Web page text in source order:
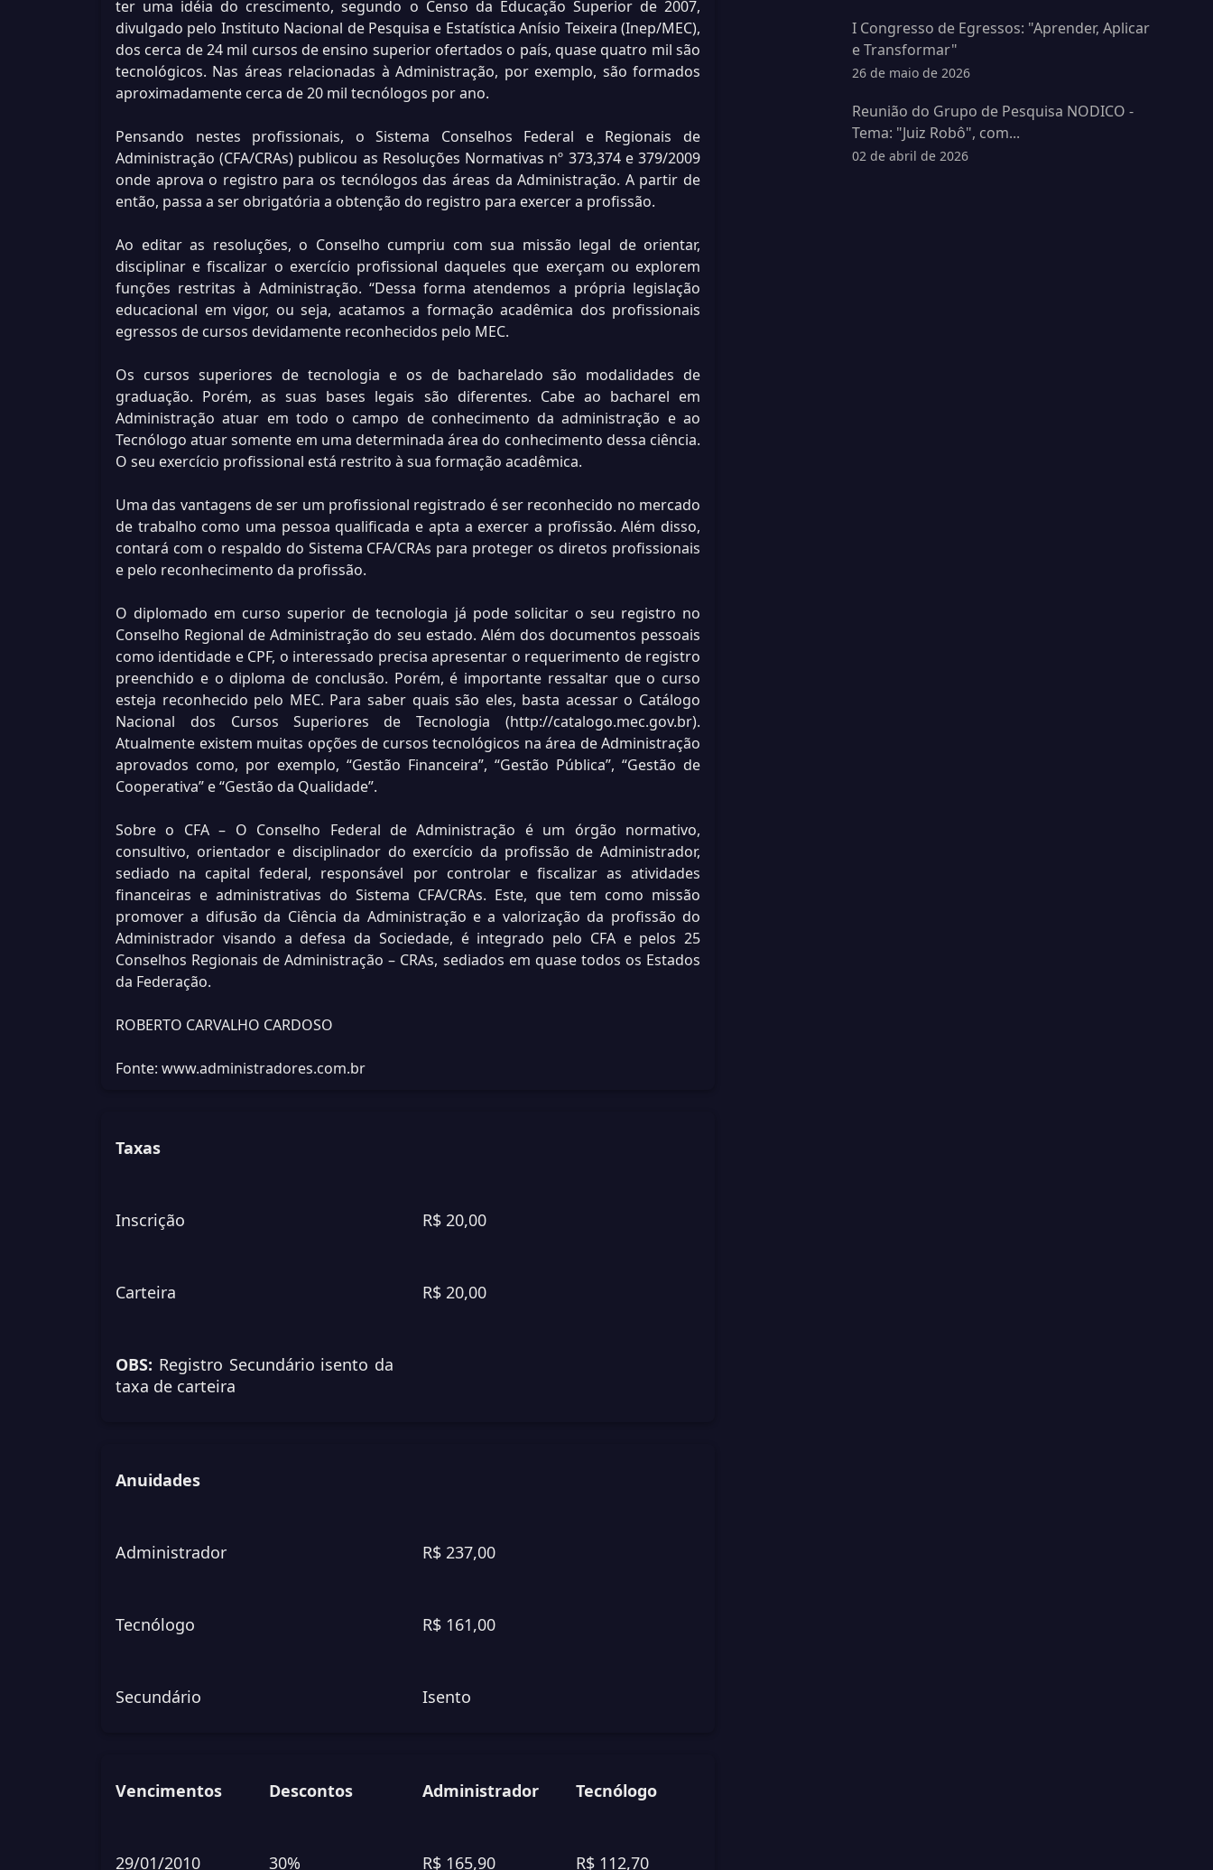
ter uma idéia do crescimento, segundo o Censo da Educação Superior de 2007,
divulgado pelo Instituto Nacional de Pesquisa e Estatística Anísio Teixeira (Inep/MEC),
dos cerca de 24 mil cursos de ensino superior ofertados o país, quase quatro mil são
tecnológicos. Nas áreas relacionadas à Administração, por exemplo, são formados
aproximadamente cerca de 20 mil tecnólogos por ano.
Pensando nestes profissionais, o Sistema Conselhos Federal e Regionais de
Administração (CFA/CRAs) publicou as Resoluções Normativas nº 373,374 e 379/2009
onde aprova o registro para os tecnólogos das áreas da Administração. A partir de
então, passa a ser obrigatória a obtenção do registro para exercer a profissão.
Ao editar as resoluções, o Conselho cumpriu com sua missão legal de orientar,
disciplinar e fiscalizar o exercício profissional daqueles que exerçam ou explorem
funções restritas à Administração. “Dessa forma atendemos a própria legislação
educacional em vigor, ou seja, acatamos a formação acadêmica dos profissionais
egressos de cursos devidamente reconhecidos pelo MEC.
Os cursos superiores de tecnologia e os de bacharelado são modalidades de
graduação. Porém, as suas bases legais são diferentes. Cabe ao bacharel em
Administração atuar em todo o campo de conhecimento da administração e ao
Tecnólogo atuar somente em uma determinada área do conhecimento dessa ciência.
O seu exercício profissional está restrito à sua formação acadêmica.
Uma das vantagens de ser um profissional registrado é ser reconhecido no mercado
de trabalho como uma pessoa qualificada e apta a exercer a profissão. Além disso,
contará com o respaldo do Sistema CFA/CRAs para proteger os diretos profissionais
e pelo reconhecimento da profissão.
O diplomado em curso superior de tecnologia já pode solicitar o seu registro no
Conselho Regional de Administração do seu estado. Além dos documentos pessoais
como identidade e CPF, o interessado precisa apresentar o requerimento de registro
preenchido e o diploma de conclusão. Porém, é importante ressaltar que o curso
esteja reconhecido pelo MEC. Para saber quais são eles, basta acessar o Catálogo
Nacional dos Cursos Superiores de Tecnologia (http://catalogo.mec.gov.br).
Atualmente existem muitas opções de cursos tecnológicos na área de Administração
aprovados como, por exemplo, “Gestão Financeira”, “Gestão Pública”, “Gestão de
Cooperativa” e “Gestão da Qualidade”.
Sobre o CFA – O Conselho Federal de Administração é um órgão normativo,
consultivo, orientador e disciplinador do exercício da profissão de Administrador,
sediado na capital federal, responsável por controlar e fiscalizar as atividades
financeiras e administrativas do Sistema CFA/CRAs. Este, que tem como missão
promover a difusão da Ciência da Administração e a valorização da profissão do
Administrador visando a defesa da Sociedade, é integrado pelo CFA e pelos 25
Conselhos Regionais de Administração – CRAs, sediados em quase todos os Estados
da Federação.
ROBERTO CARVALHO CARDOSO
Fonte: www.administradores.com.br
Taxas
Inscrição R$ 20,00
Carteira R$ 20,00
OBS: Registro Secundário isento da
taxa de carteira
Anuidades
Administrador R$ 237,00
Tecnólogo R$ 161,00
Secundário Isento
Vencimentos Descontos Administrador Tecnólogo
29/01/2010 30% R$ 165,90 R$ 112,70
I Congresso de Egressos: "Aprender, Aplicar
e Transformar"
26 de maio de 2026
Reunião do Grupo de Pesquisa NODICO -
Tema: "Juiz Robô", com...
02 de abril de 2026